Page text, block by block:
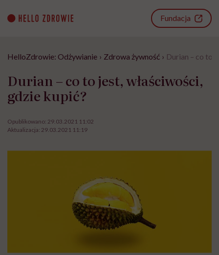
content
Fundacja
HelloZdrowie: Odżywianie › Zdrowa żywność › Durian – co to
Durian – co to jest, właściwości,
gdzie kupić?
Opublikowano: 29.03.2021 11:02
Aktualizacja: 29.03.2021 11:19